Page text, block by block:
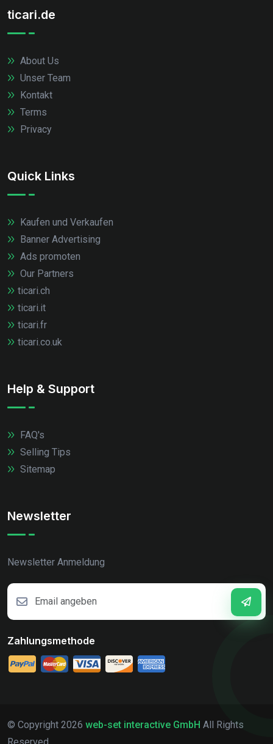
ticari.de
About Us
Unser Team
Kontakt
Terms
Privacy
Quick Links
Kaufen und Verkaufen
Banner Advertising
Ads promoten
Our Partners
ticari.ch
ticari.it
ticari.fr
ticari.co.uk
Help & Support
FAQ's
Selling Tips
Sitemap
Newsletter
Newsletter Anmeldung
Zahlungsmethode
© Copyright 2026 web-set interactive GmbH All Rights